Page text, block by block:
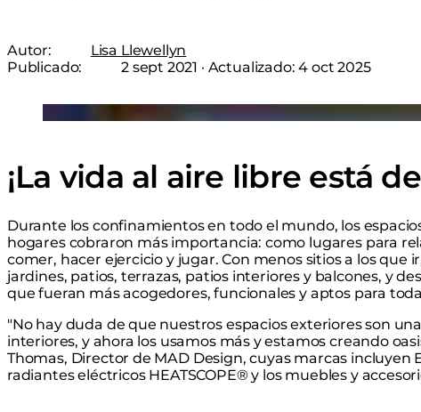
Autor:
Lisa Llewellyn
Publicado:
2 sept 2021 · Actualizado:4 oct 2025
¡La vida al aire libre está
Durante los confinamientos en todo el mundo, los
hogares cobraron más importancia: como lugares para
comer, hacer ejercicio y jugar. Con menos sitios a los que
jardines, patios, terrazas, patios interiores y balcones, y
que fueran más acogedores, funcionales y aptos para
"No hay duda de que nuestros espacios exteriores son
interiores, y ahora los usamos más y estamos creando
Thomas, Director de MAD Design, cuyas marcas incluyen
radiantes eléctricos HEATSCOPE® y los muebles y